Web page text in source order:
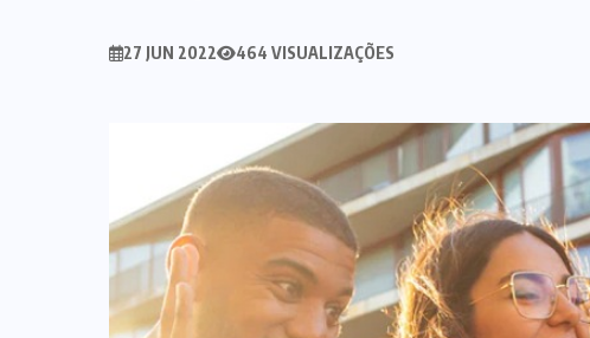
27 JUN 2022 464 VISUALIZAÇÕES